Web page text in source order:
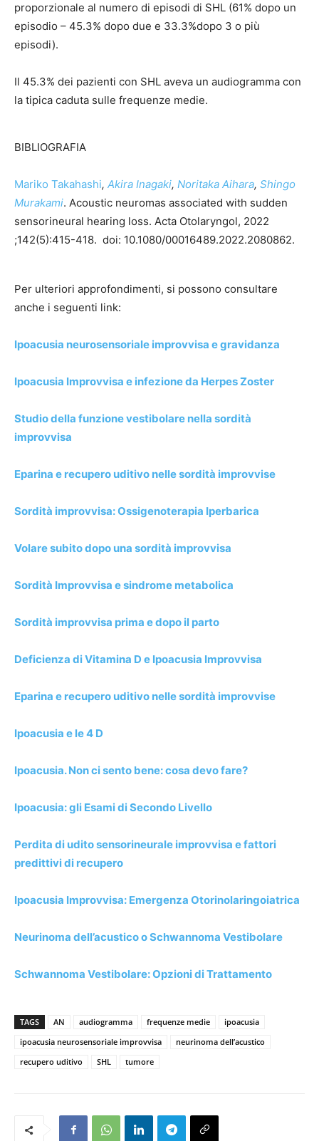
proporzionale al numero di episodi di SHL (61% dopo un
episodio – 45.3% dopo due e 33.3%dopo 3 o più
episodi).
Il 45.3% dei pazienti con SHL aveva un audiogramma con
la tipica caduta sulle frequenze medie.
BIBLIOGRAFIA
Mariko Takahashi, Akira Inagaki, Noritaka Aihara, Shingo
Murakami. Acoustic neuromas associated with sudden
sensorineural hearing loss. Acta Otolaryngol, 2022
;142(5):415-418. doi: 10.1080/00016489.2022.2080862.
Per ulteriori approfondimenti, si possono consultare
anche i seguenti link:
Ipoacusia neurosensoriale improvvisa e gravidanza
Ipoacusia Improvvisa e infezione da Herpes Zoster
Studio della funzione vestibolare nella sordità
improvvisa
Eparina e recupero uditivo nelle sordità improvvise
Sordità improvvisa: Ossigenoterapia Iperbarica
Volare subito dopo una sordità improvvisa
Sordità Improvvisa e sindrome metabolica
Sordità improvvisa prima e dopo il parto
Deficienza di Vitamina D e Ipoacusia Improvvisa
Eparina e recupero uditivo nelle sordità improvvise
Ipoacusia e le 4 D
Ipoacusia. Non ci sento bene: cosa devo fare?
Ipoacusia: gli Esami di Secondo Livello
Perdita di udito sensorineurale improvvisa e fattori
predittivi di recupero
Ipoacusia Improvvisa: Emergenza Otorinolaringoiatrica
Neurinoma dell’acustico o Schwannoma Vestibolare
Schwannoma Vestibolare: Opzioni di Trattamento
TAGS AN audiogramma frequenze medie
ipoacusia
ipoacusia neurosensoriale improvvisa
neurinoma dell’acustico
recupero uditivo
SHL tumore